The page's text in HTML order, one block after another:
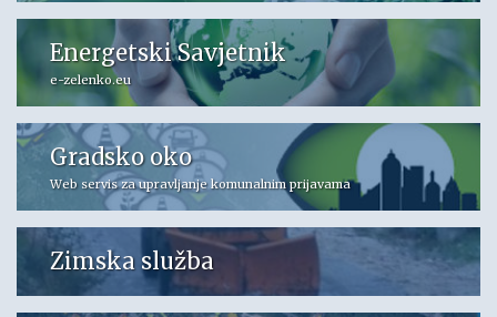
Energetski Savjetnik
e-zelenko.eu
Gradsko oko
Web servis za upravljanje komunalnim prijavama
Zimska služba